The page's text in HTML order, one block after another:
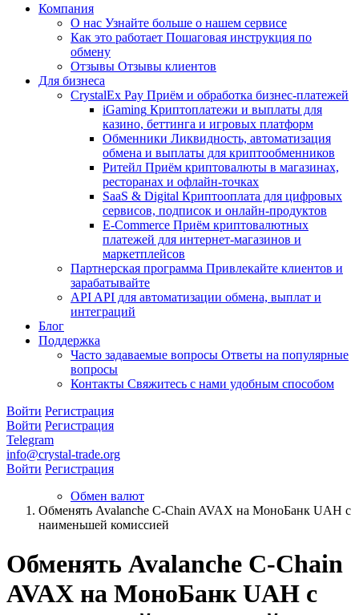
Компания
О нас Узнайте больше о нашем сервисе
Как это работает Пошаговая инструкция по
обмену
Отзывы Отзывы клиентов
Для бизнеса
CrystalEx Pay Приём и обработка бизнес-платежей
iGaming Криптоплатежи и выплаты для
казино, беттинга и игровых платформ
Обменники Ликвидность, автоматизация
обмена и выплаты для криптообменников
Ритейл Приём криптовалюты в магазинах,
ресторанах и офлайн-точках
SaaS & Digital Криптооплата для цифровых
сервисов, подписок и онлайн-продуктов
E-Commerce Приём криптовалютных
платежей для интернет-магазинов и
маркетплейсов
Партнерская программа Привлекайте клиентов и
зарабатывайте
API API для автоматизации обмена, выплат и
интеграций
Блог
Поддержка
Часто задаваемые вопросы Ответы на популярные
вопросы
Контакты Свяжитесь с нами удобным способом
Войти Регистрация
Войти Регистрация
Telegram
info@crystal-trade.org
Войти Регистрация
Обмен валют
Обменять Avalanche C-Chain AVAX на МоноБанк UAH с
наименьшей комиссией
Обменять Avalanche C-Chain
AVAX на МоноБанк UAH с